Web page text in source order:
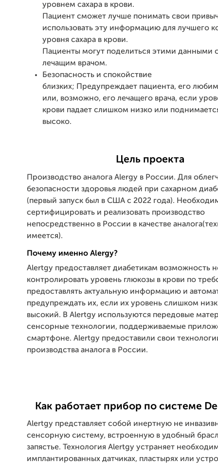
уровнем сахара в крови.
Пациент сможет лучше понимать свои
использовать эту информацию для лучшего
уровня сахара в крови.
Пациенты могут поделиться этими данными
лечащим врачом.
Безопасность и спокойствие
близких; Предупреждает пациента, его
или, возможно, его лечащего врача, если
крови падает слишком низко или
высоко.
Цель проекта
Производство аналога Alergy в России. Для
безопасности здоровья людей при сахарном
(первый запуск был в США с 2022 года).
сертифицировать и реализовать производство
непосредственно в России в качестве
имеется).
Почему именно Alergy?
Alertgy предоставляет диабетикам возможность
контролировать уровень глюкозы в крови по
предоставлять актуальную информацию и
предупреждать их, если их уровень слишком
высокий. В Alertgy используются передовые
сенсорные технологии, поддерживаемые
смартфоне. Alertgy предоставили свои
производства аналога в России.
Как работает прибор по системе
Alertgy представляет собой инертную не
сенсорную систему, встроенную в удобный
запястье. Технология Alertgy устраняет
имплантированных датчиках, пластырях или